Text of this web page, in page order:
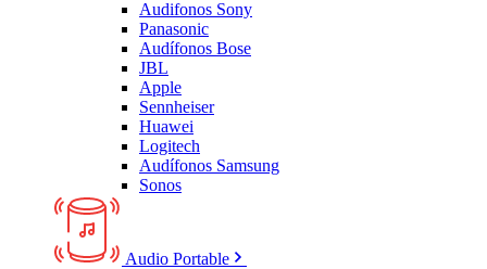
Audifonos Sony
Panasonic
Audífonos Bose
JBL
Apple
Sennheiser
Huawei
Logitech
Audífonos Samsung
Sonos
Audio Portable